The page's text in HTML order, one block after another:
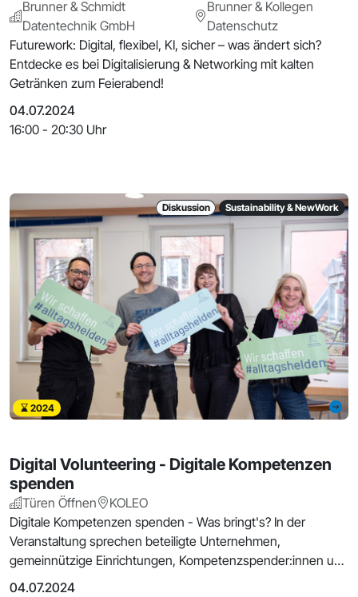
Brunner & Schmidt
Datentechnik GmbH
‍Brunner & Kollegen
Datenschutz
Futurework: Digital, flexibel, KI, sicher – was ändert sich?
Entdecke es bei Digitalisierung & Networking mit kalten
Getränken zum Feierabend!
04.07.2024
16:00 - 20:30 Uhr
Diskussion Sustainability & NewWork
2024
Digital Volunteering - Digitale Kompetenzen
spenden
Türen Öffnen
KOLEO
Digitale Kompetenzen spenden - Was bringt's? In der
Veranstaltung sprechen beteiligte Unternehmen,
gemeinnützige Einrichtungen, Kompetenzspender:innen und
Vermi
04.07.2024